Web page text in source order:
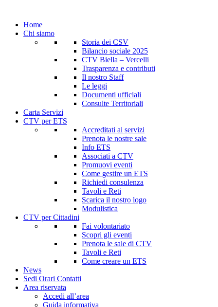
Home
Chi siamo
Storia dei CSV
Bilancio sociale 2025
CTV Biella – Vercelli
Trasparenza e contributi
Il nostro Staff
Le leggi
Documenti ufficiali
Consulte Territoriali
Carta Servizi
CTV per ETS
Accreditati ai servizi
Prenota le nostre sale
Info ETS
Associati a CTV
Promuovi eventi
Come gestire un ETS
Richiedi consulenza
Tavoli e Reti
Scarica il nostro logo
Modulistica
CTV per Cittadini
Fai volontariato
Scopri gli eventi
Prenota le sale di CTV
Tavoli e Reti
Come creare un ETS
News
Sedi Orari Contatti
Area riservata
Accedi all’area
Guida informativa